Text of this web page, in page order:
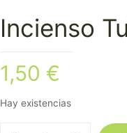
Incienso
1,50 €
Hay existencias